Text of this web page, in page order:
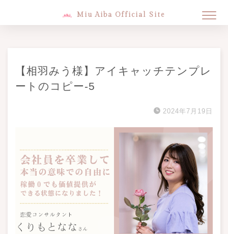
Miu Aiba Official Site
【相羽みう様】アイキャッチテンプレ
ートのコピー-5
2024年7月19日